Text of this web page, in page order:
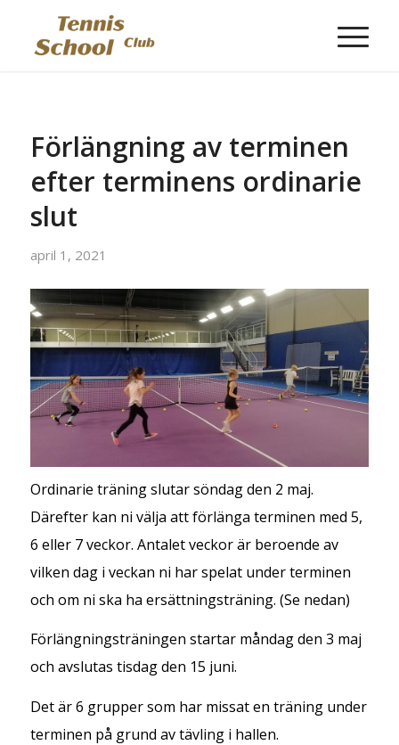
Förlängning av terminen
efter terminens ordinarie
slut
april 1, 2021
Ordinarie träning slutar söndag den 2 maj.
Därefter kan ni välja att förlänga terminen med 5,
6 eller 7 veckor. Antalet veckor är beroende av
vilken dag i veckan ni har spelat under terminen
och om ni ska ha ersättningsträning. (Se nedan)
Förlängningsträningen startar måndag den 3 maj
och avslutas tisdag den 15 juni.
Det är 6 grupper som har missat en träning under
terminen på grund av tävling i hallen.